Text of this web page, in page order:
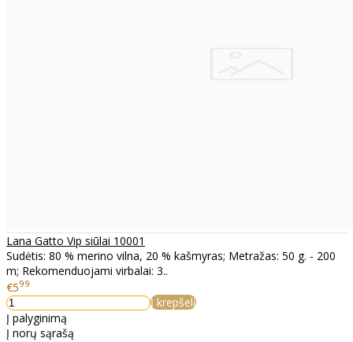
Lana Gatto Vip siūlai 10001
Sudėtis: 80 % merino vilna, 20 % kašmyras; Metražas: 50 g. - 200
m; Rekomenduojami virbalai: 3..
€599
Į krepšelį
Į palyginimą
Į norų sąrašą